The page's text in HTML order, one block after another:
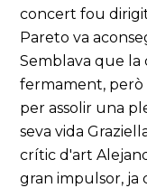
concert fou
Pareto va
Semblava que la
fermament, però
per assolir una
seva vida
crític d'art
gran impulsor, ja